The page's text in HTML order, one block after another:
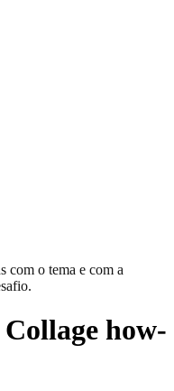
com o tema e com a
how-